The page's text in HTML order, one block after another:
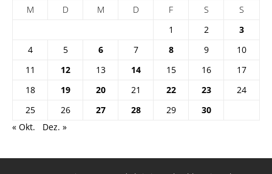
M
D M D F S
S
1
2
3
4
5 6 7 8 9
10
11
12 13 14 15 16
17
18
19 20 21 22 23
24
25
26 27 28 29
30
« Okt.
Dez. »